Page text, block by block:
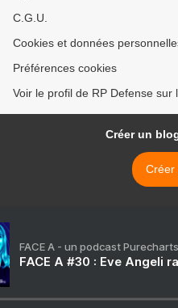
C.G.U.
Cookies et données
Préférences cookies
Voir le profil de RP Defense sur
Créer un
Créer
FACE A - un podcast Purecharts
FACE A #30 : Eve Angeli